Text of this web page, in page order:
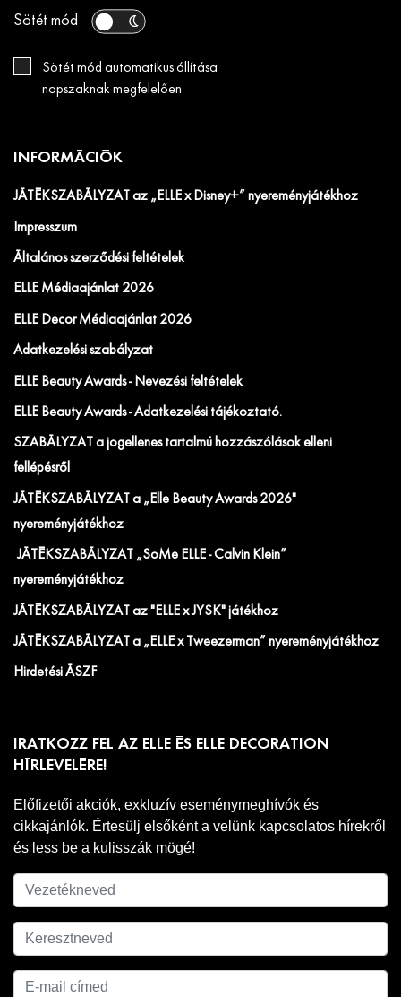
Sötét mód
Sötét mód automatikus állítása
napszaknak megfelelően
INFORMÁCIÓK
JÁTÉKSZABÁLYZAT az „ELLE x Disney+” nyereményjátékhoz
Impresszum
Általános szerződési feltételek
ELLE Médiaajánlat 2026
ELLE Decor Médiaajánlat 2026
Adatkezelési szabályzat
ELLE Beauty Awards - Nevezési feltételek
ELLE Beauty Awards - Adatkezelési tájékoztató.
SZABÁLYZAT a jogellenes tartalmú hozzászólások elleni
fellépésről
JÁTÉKSZABÁLYZAT a „Elle Beauty Awards 2026"
nyereményjátékhoz
JÁTÉKSZABÁLYZAT „SoMe ELLE - Calvin Klein”
nyereményjátékhoz
JÁTÉKSZABÁLYZAT az "ELLE x JYSK" játékhoz
JÁTÉKSZABÁLYZAT a „ELLE x Tweezerman” nyereményjátékhoz
Hirdetési ÁSZF
IRATKOZZ FEL AZ ELLE ÉS ELLE DECORATION
HÍRLEVELÉRE!
Előfizetői akciók, exkluzív eseménymeghívók és
cikkajánlók. Értesülj elsőként a velünk kapcsolatos hírekről
és less be a kulisszák mögé!